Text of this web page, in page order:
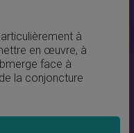
à
en œuvre, à
face à
la conjoncture